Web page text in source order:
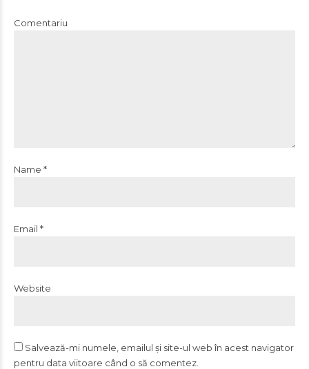
Comentariu
Name *
Email *
Website
Salvează-mi numele, emailul și site-ul web în acest navigator
pentru data viitoare când o să comentez.